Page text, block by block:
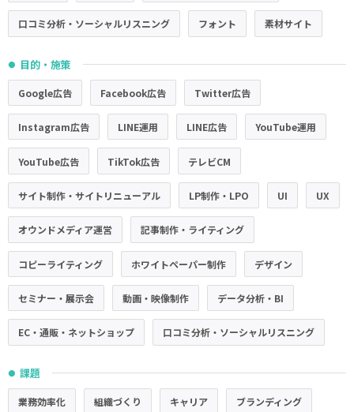
口コミ分析・ソーシャルリスニング フォント 素材サイト
● 目的・施策
Google広告 Facebook広告 Twitter広告
Instagram広告 LINE運用 LINE広告 YouTube運用
YouTube広告 TikTok広告 テレビCM
サイト制作・サイトリニューアル LP制作・LPO UI UX
オウンドメディア運営 記事制作・ライティング
コピーライティング ホワイトペーパー制作 デザイン
セミナー・展示会 動画・映像制作 データ分析・BI
EC・通販・ネットショップ 口コミ分析・ソーシャルリスニング
● 課題
業務効率化 組織づくり キャリア ブランディング